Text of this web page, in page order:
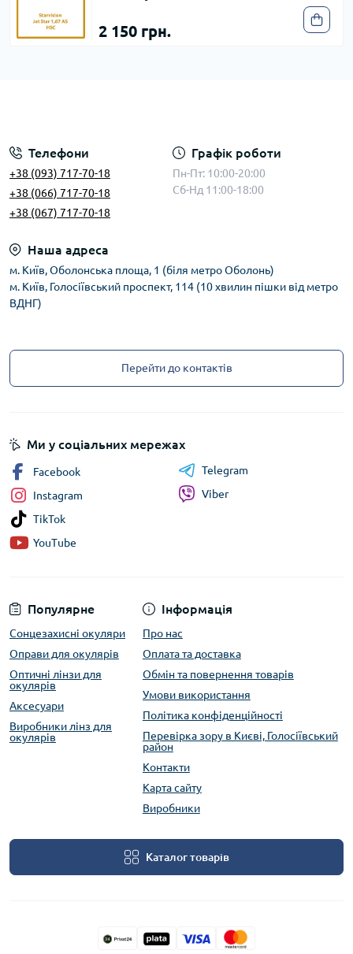
2 150 грн.
Телефони
+38 (093) 717-70-18
+38 (066) 717-70-18
+38 (067) 717-70-18
Графік роботи
Пн-Пт: 10:00-20:00
Сб-Нд 11:00-18:00
Наша адреса
м. Київ, Оболонська площа, 1 (біля метро Оболонь)
м. Київ, Голосіївський проспект, 114 (10 хвилин пішки від метро
ВДНГ)
Перейти до контактів
Популярне
Сонцезахисні окуляри
Оправи для окулярів
Оптичні лінзи для
окулярів
Аксесуари
Виробники лінз для
окулярів
Інформація
Про нас
Оплата та доставка
Обмін та повернення товарів
Умови використання
Політика конфіденційності
Перевірка зору в Києві, Голосіївський
район
Контакти
Карта сайту
Виробники
Каталог товарів
Ми у соціальних мережах
Facebook
Instagram
TikTok
YouTube
Telegram
Viber